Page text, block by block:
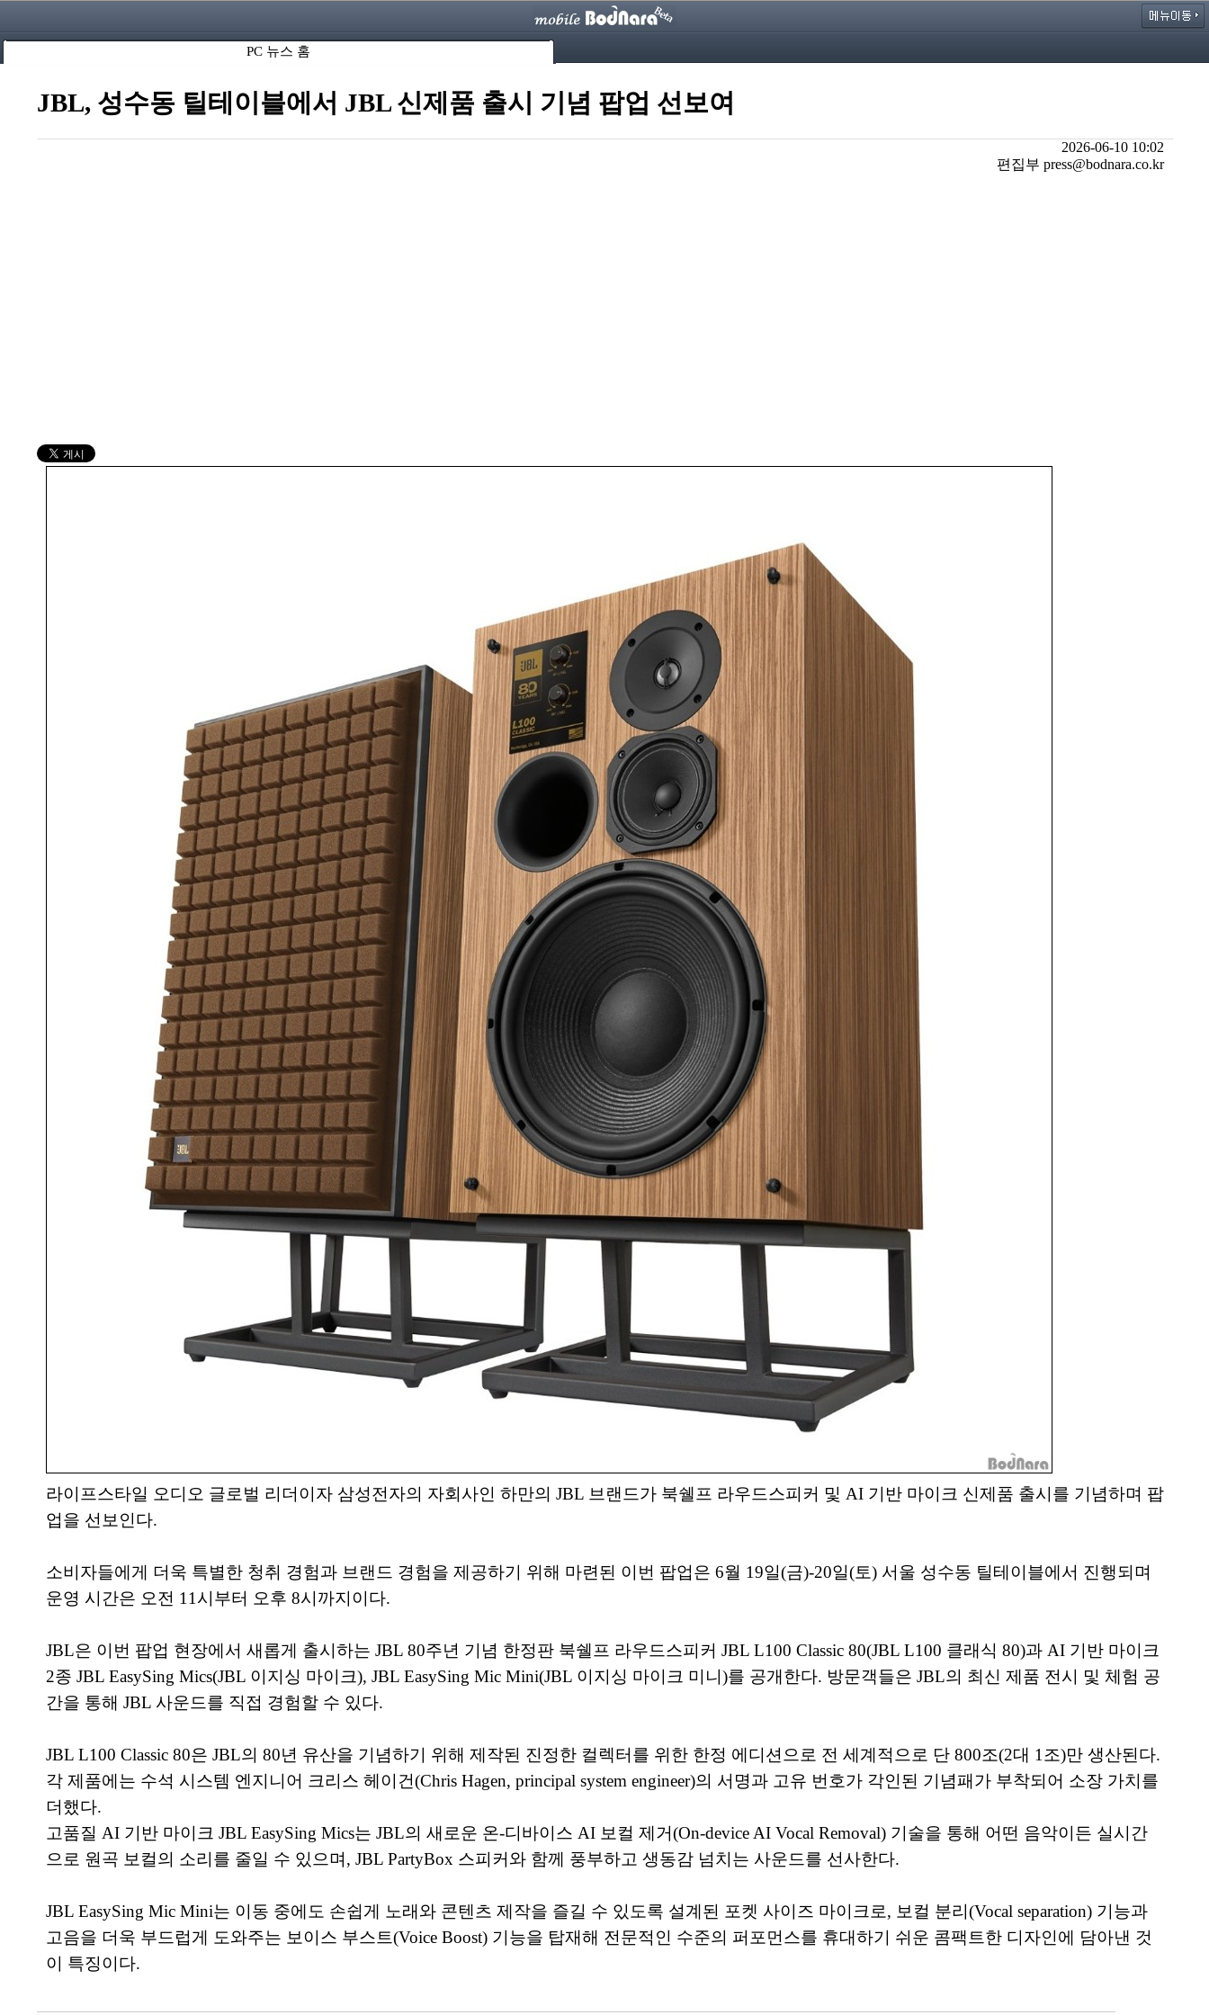
PC 뉴스 홈
JBL, 성수동 틸테이블에서 JBL 신제품 출시 기념 팝업 선보여
2026-06-10 10:02
편집부 press@bodnara.co.kr
라이프스타일 오디오 글로벌 리더이자 삼성전자의 자회사인 하만의 JBL 브랜드가 북쉘프 라우드스피커 및 AI 기반 마이크 신제품 출시를 기념하며 팝
업을 선보인다.
소비자들에게 더욱 특별한 청취 경험과 브랜드 경험을 제공하기 위해 마련된 이번 팝업은 6월 19일(금)-20일(토) 서울 성수동 틸테이블에서 진행되며
운영 시간은 오전 11시부터 오후 8시까지이다.
JBL은 이번 팝업 현장에서 새롭게 출시하는 JBL 80주년 기념 한정판 북쉘프 라우드스피커 JBL L100 Classic 80(JBL L100 클래식 80)과 AI 기반 마이크
2종 JBL EasySing Mics(JBL 이지싱 마이크), JBL EasySing Mic Mini(JBL 이지싱 마이크 미니)를 공개한다. 방문객들은 JBL의 최신 제품 전시 및 체험 공
간을 통해 JBL 사운드를 직접 경험할 수 있다.
JBL L100 Classic 80은 JBL의 80년 유산을 기념하기 위해 제작된 진정한 컬렉터를 위한 한정 에디션으로 전 세계적으로 단 800조(2대 1조)만 생산된다.
각 제품에는 수석 시스템 엔지니어 크리스 헤이건(Chris Hagen, principal system engineer)의 서명과 고유 번호가 각인된 기념패가 부착되어 소장 가치를
더했다.
고품질 AI 기반 마이크 JBL EasySing Mics는 JBL의 새로운 온-디바이스 AI 보컬 제거(On-device AI Vocal Removal) 기술을 통해 어떤 음악이든 실시간
으로 원곡 보컬의 소리를 줄일 수 있으며, JBL PartyBox 스피커와 함께 풍부하고 생동감 넘치는 사운드를 선사한다.
JBL EasySing Mic Mini는 이동 중에도 손쉽게 노래와 콘텐츠 제작을 즐길 수 있도록 설계된 포켓 사이즈 마이크로, 보컬 분리(Vocal separation) 기능과
고음을 더욱 부드럽게 도와주는 보이스 부스트(Voice Boost) 기능을 탑재해 전문적인 수준의 퍼포먼스를 휴대하기 쉬운 콤팩트한 디자인에 담아낸 것
이 특징이다.